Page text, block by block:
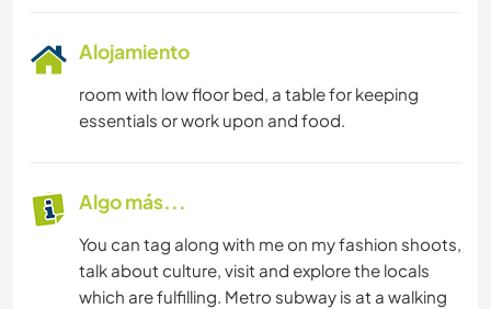
Alojamiento
room with low floor bed, a table for keeping
essentials or work upon and food.
Algo más...
You can tag along with me on my fashion shoots,
talk about culture, visit and explore the locals
which are fulfilling. Metro subway is at a walking